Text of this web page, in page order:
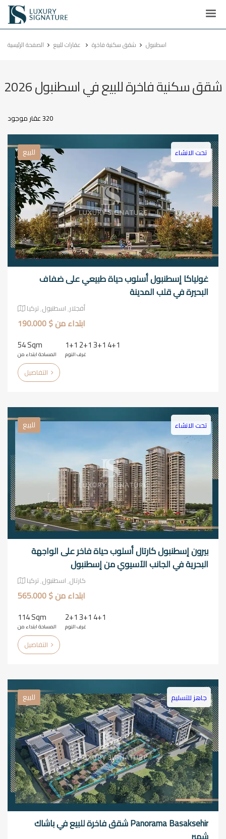
Luxury
Signature
الصفحة الرئيسية شقق سكنية فاخرة اسطنبول
شقق سكنية فاخرة للبيع في اسطنبول 2026
320 عقار موجود
للبيع تحت الانشاء
غولياكا إسطنبول أسلوب حياة طبيعي على ضفاف
البحيرة في قلب المدينة
أفجلار٬ اسطنبول٬ تركيا
ابتداء من $ 190.000
54 Sqm
المساحة ابتداء من
1+1 2+1 3+1 4+1
غرف النوم
للبيع تحت الانشاء
بيرون إسطنبول كارتال أسلوب حياة فاخر على الواجهة
البحرية في الجانب الآسيوي من إسطنبول
كارتال٬ اسطنبول٬ تركيا
ابتداء من $ 565.000
114 Sqm
المساحة ابتداء من
2+1 3+1 4+1
غرف النوم
للبيع جاهز للتسليم
Panorama Basaksehir شقق فاخرة للبيع في باشاك